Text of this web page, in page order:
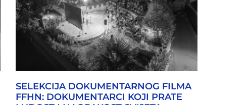
SELEKCIJA DOKUMENTARNOG FILMA
FFHN: DOKUMENTARCI KOJI PRATE